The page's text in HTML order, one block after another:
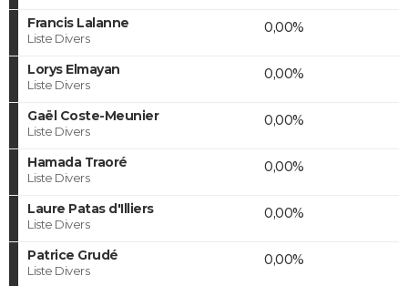
Francis Lalanne
Liste Divers
0,00%
Lorys Elmayan
Liste Divers
0,00%
Gaël Coste-Meunier
Liste Divers
0,00%
Hamada Traoré
Liste Divers
0,00%
Laure Patas d'Illiers
Liste Divers
0,00%
Patrice Grudé
Liste Divers
0,00%